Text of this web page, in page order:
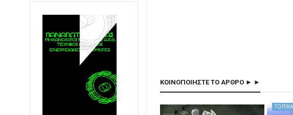
ΚΟΙΝΟΠΟΙΗΣΤΕ ΤΟ ΑΡΘΡΟ ► ►
ΤΟΠΙΚΑ